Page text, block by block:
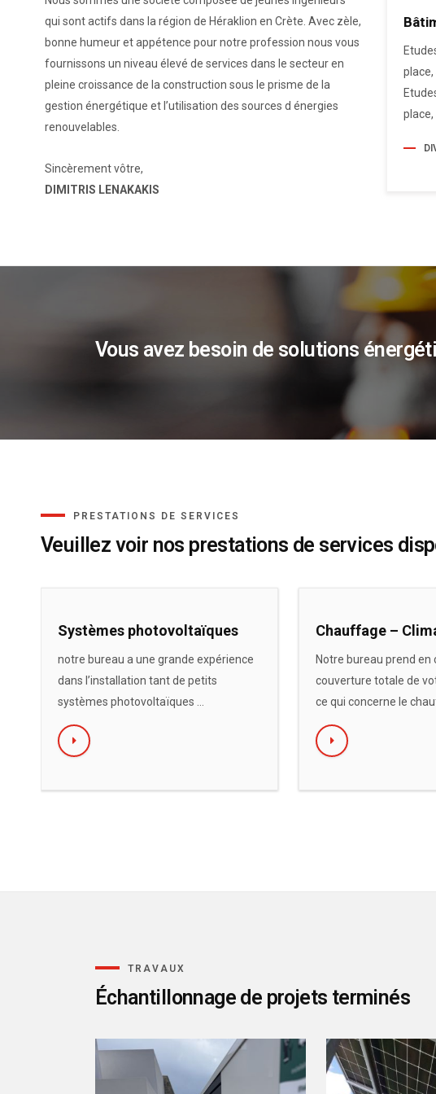
qui sont actifs dans la région de Héraklion en Crète. Avec zèle,
bonne humeur et appétence pour notre profession nous vous
fournissons un niveau élevé de services dans le secteur en
pleine croissance de la construction sous le prisme de la
gestion énergétique et l’utilisation des sources d énergies
renouvelables.
Sincèrement vôtre,
DIMITRIS LENAKAKIS
Vous avez besoin de solutions
PRESTATIONS DE SERVICES
Veuillez voir nos prestations de services
Systèmes photovoltaïques
notre bureau a une grande expérience
dans l’installation tant de petits
systèmes photovoltaïques ...
Chauffage –
Notre bureau prend en
couverture totale de
ce qui concerne le
TRAVAUX
Échantillonnage de projets terminés